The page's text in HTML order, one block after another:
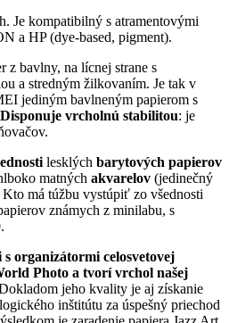
Je kompatibilný s atramentovými
a HP (dye-based, pigment).
z bavlny, na lícnej strane s
a stredným žilkovaním. Je tak v
jediným bavlneným papierom s
Disponuje vrcholnú stabilitou: je
lesklých barytových papierov
matných akvarelov (jedinečný
má túžbu vystúpiť zo všednosti
známych z minilabu, s
organizátormi celosvetovej
Photo a tvorí vrchol našej
jeho kvality je aj získanie
inštitútu za úspešný priechod